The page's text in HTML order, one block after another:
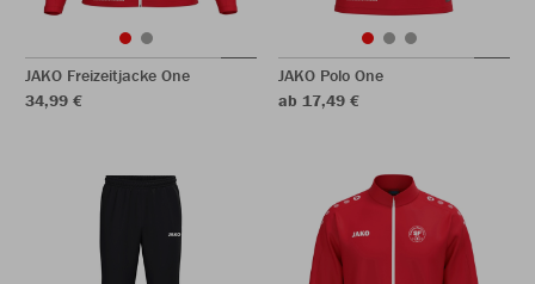
JAKO Freizeitjacke One
34,99 €
JAKO Polo One
ab 17,49 €